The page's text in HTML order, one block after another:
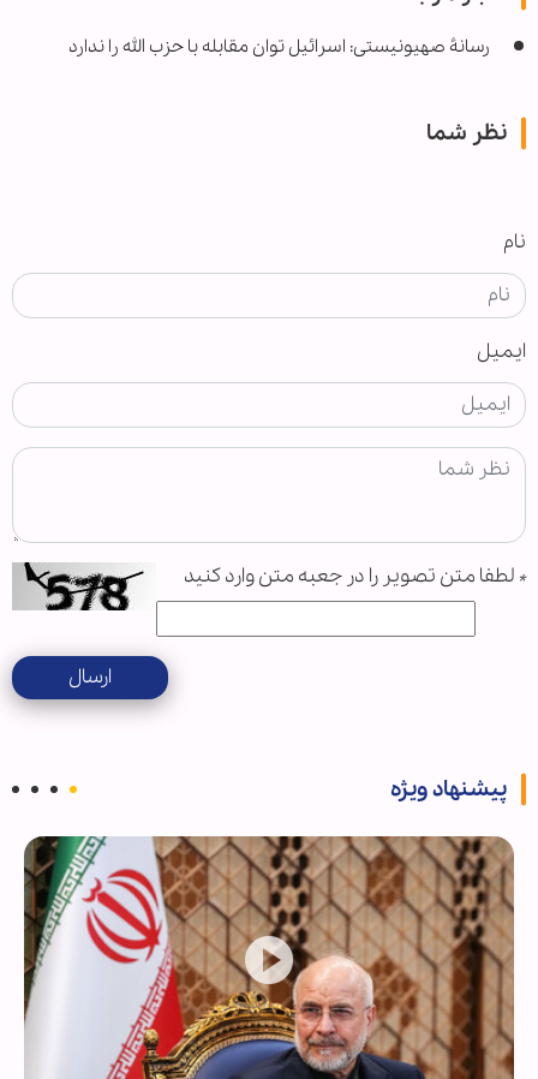
رسانۀ صهیونیستی: اسرائیل توان مقابله با حزب الله را ندارد
نظر شما
نام
ایمیل
* لطفا متن تصویر را در جعبه متن وارد کنید
ارسال
پیشنهاد ویژه